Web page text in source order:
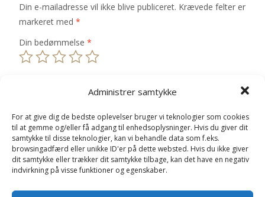
Administrer samtykke
For at give dig de bedste oplevelser bruger vi teknologier som cookies
til at gemme og/eller få adgang til enhedsoplysninger. Hvis du giver dit
samtykke til disse teknologier, kan vi behandle data som f.eks.
browsingadfærd eller unikke ID'er på dette websted. Hvis du ikke giver
dit samtykke eller trækker dit samtykke tilbage, kan det have en negativ
indvirkning på visse funktioner og egenskaber.
Din e-mailadresse vil ikke blive publiceret. Krævede felter er
markeret med *
Din bedømmelse *
Navn*